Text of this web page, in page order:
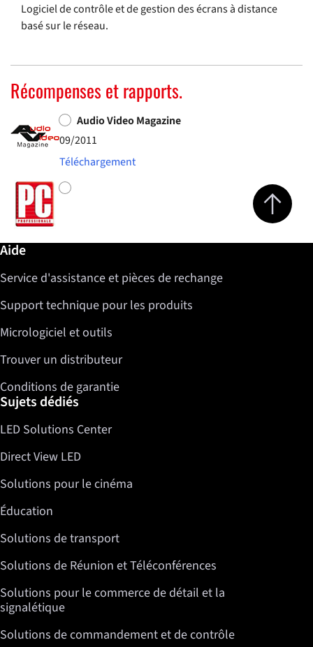
Logiciel de contrôle et de gestion des écrans à distance
basé sur le réseau.
Récompenses et rapports.
Audio Video Magazine
09/2011
Téléchargement
Jump to top
Informations complémentaires / Aide
Aide
Service d'assistance et pièces de rechange
Support technique pour les produits
Micrologiciel et outils
Trouver un distributeur
Conditions de garantie
Sujets dédiés
LED Solutions Center
Direct View LED
Solutions pour le cinéma
Éducation
Solutions de transport
Solutions de Réunion et Téléconférences
Solutions pour le commerce de détail et la
signalétique
Solutions de commandement et de contrôle